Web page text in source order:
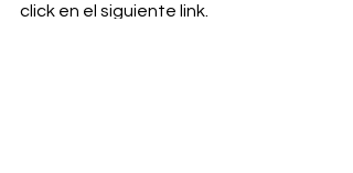
click en el siguiente link.